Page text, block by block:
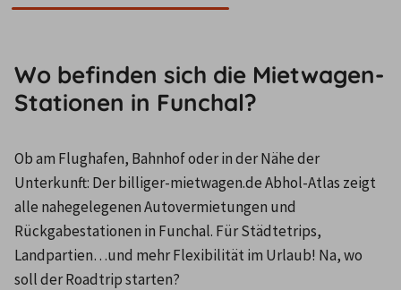
Wo befinden sich die Mietwagen-
Stationen in Funchal?
Ob am Flughafen, Bahnhof oder in der Nähe der
Unterkunft: Der billiger-mietwagen.de Abhol-Atlas zeigt
alle nahegelegenen Autovermietungen und
Rückgabestationen in Funchal. Für Städtetrips,
Landpartien…und mehr Flexibilität im Urlaub! Na, wo
soll der Roadtrip starten?